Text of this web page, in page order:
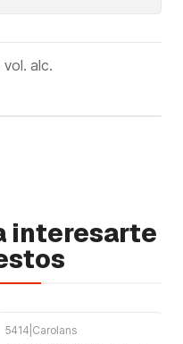
alc.
interesarte
5414 Carolans